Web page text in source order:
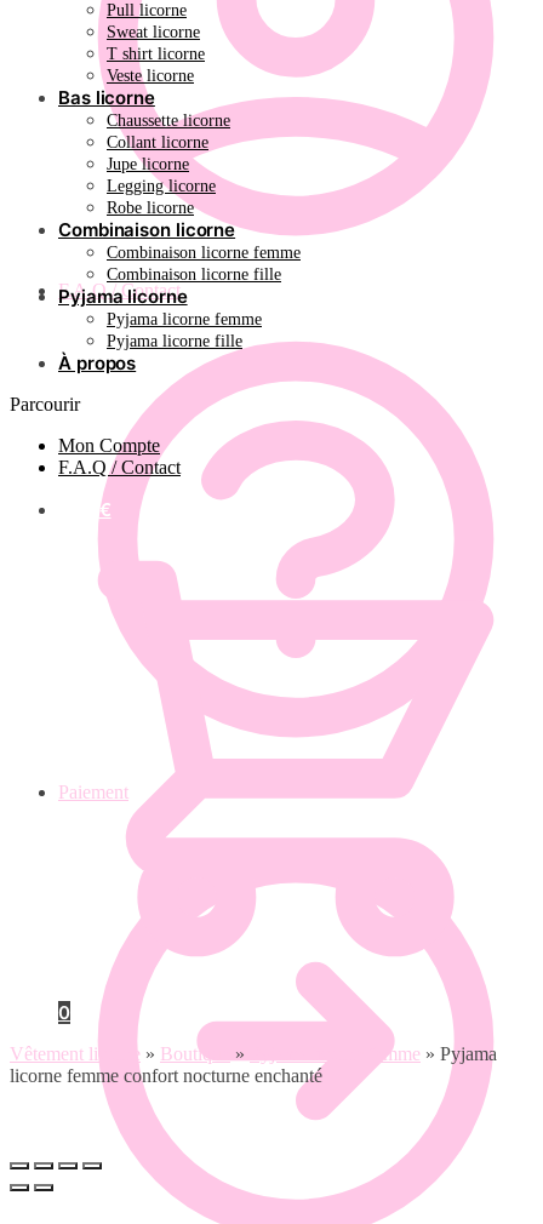
F.A.Q / Contact
Paiement
Pull licorne
Sweat licorne
T shirt licorne
Veste licorne
Bas licorne
Chaussette licorne
Collant licorne
Jupe licorne
Legging licorne
Robe licorne
Combinaison licorne
Combinaison licorne femme
Combinaison licorne fille
Pyjama licorne
Pyjama licorne femme
Pyjama licorne fille
À propos
Parcourir
Mon Compte
F.A.Q / Contact
€
0
Vêtement licorne » Boutique » Pyjama licorne femme » Pyjama
licorne femme confort nocturne enchanté